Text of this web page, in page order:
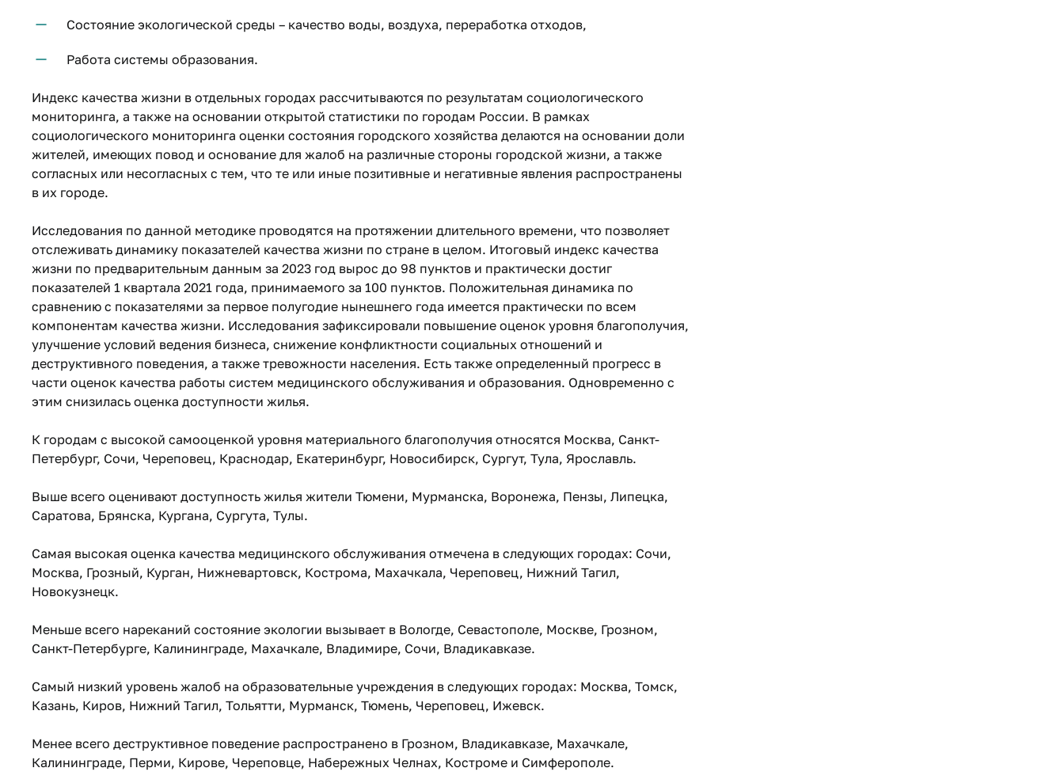
Состояние экологической среды – качество воды, воздуха, переработка отходов,
Работа системы образования.
Индекс качества жизни в отдельных городах рассчитываются по результатам социологического
мониторинга, а также на основании открытой статистики по городам России. В рамках
социологического мониторинга оценки состояния городского хозяйства делаются на основании доли
жителей, имеющих повод и основание для жалоб на различные стороны городской жизни, а также
согласных или несогласных с тем, что те или иные позитивные и негативные явления распространены
в их городе.
Исследования по данной методике проводятся на протяжении длительного времени, что позволяет
отслеживать динамику показателей качества жизни по стране в целом. Итоговый индекс качества
жизни по предварительным данным за 2023 год вырос до 98 пунктов и практически достиг
показателей 1 квартала 2021 года, принимаемого за 100 пунктов. Положительная динамика по
сравнению с показателями за первое полугодие нынешнего года имеется практически по всем
компонентам качества жизни. Исследования зафиксировали повышение оценок уровня благополучия,
улучшение условий ведения бизнеса, снижение конфликтности социальных отношений и
деструктивного поведения, а также тревожности населения. Есть также определенный прогресс в
части оценок качества работы систем медицинского обслуживания и образования. Одновременно с
этим снизилась оценка доступности жилья.
К городам с высокой самооценкой уровня материального благополучия относятся Москва, Санкт-
Петербург, Сочи, Череповец, Краснодар, Екатеринбург, Новосибирск, Сургут, Тула, Ярославль.
Выше всего оценивают доступность жилья жители Тюмени, Мурманска, Воронежа, Пензы, Липецка,
Саратова, Брянска, Кургана, Сургута, Тулы.
Самая высокая оценка качества медицинского обслуживания отмечена в следующих городах: Сочи,
Москва, Грозный, Курган, Нижневартовск, Кострома, Махачкала, Череповец, Нижний Тагил,
Новокузнецк.
Меньше всего нареканий состояние экологии вызывает в Вологде, Севастополе, Москве, Грозном,
Санкт-Петербурге, Калининграде, Махачкале, Владимире, Сочи, Владикавказе.
Самый низкий уровень жалоб на образовательные учреждения в следующих городах: Москва, Томск,
Казань, Киров, Нижний Тагил, Тольятти, Мурманск, Тюмень, Череповец, Ижевск.
Менее всего деструктивное поведение распространено в Грозном, Владикавказе, Махачкале,
Калининграде, Перми, Кирове, Череповце, Набережных Челнах, Костроме и Симферополе.